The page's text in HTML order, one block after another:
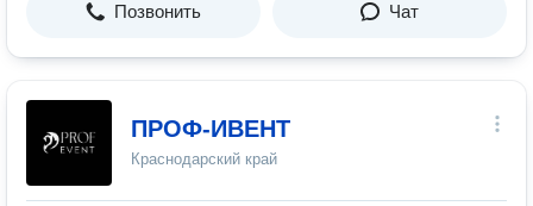
Позвонить Чат
ПРОФ-ИВЕНТ
Краснодарский край